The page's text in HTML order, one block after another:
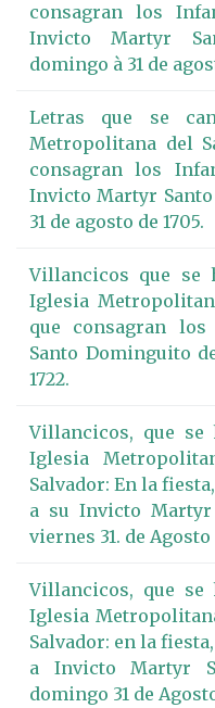
consagran los
Invicto Martyr
domingo à 31 de
Letras que se
Metropolitana del
consagran los
Invicto Martyr
31 de agosto de 1705.
Villancicos que se
Iglesia
que consagran
Santo Dominguito
1722.
Villancicos, que se
Iglesia
Salvador: En la
a su Invicto Martyr
viernes 31. de Agosto
Villancicos, que se
Iglesia
Salvador: en la
a Invicto Martyr
domingo 31 de